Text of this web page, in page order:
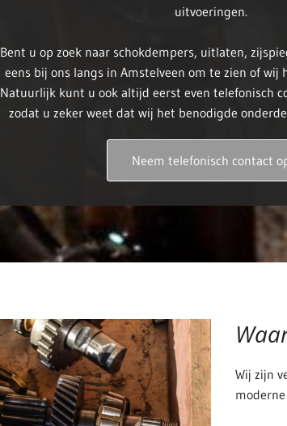
uitvoeringen.
Bent u op zoek naar schokdempers, uitlaten,
eens bij ons langs in Amstelveen om te zien of wij
Natuurlijk kunt u ook altijd eerst even telefonisch
zodat u zeker weet dat wij het benodigde
Neem telefonisch contact
Wij zijn